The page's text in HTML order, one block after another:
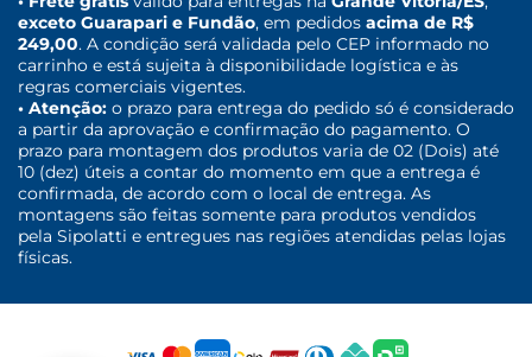
exceto Guarapari e Fundão, em pedidos acima de R$
249,00. A condição será validada pelo CEP informado no
carrinho e está sujeita à disponibilidade logística e às
regras comerciais vigentes.
• Atenção: o prazo para entrega do pedido só é considerado
a partir da aprovação e confirmação do pagamento. O
prazo para montagem dos produtos varia de 02 (Dois) até
10 (dez) úteis a contar do momento em que a entrega é
confirmada, de acordo com o local de entrega. As
montagens são feitas somente para produtos vendidos
pela Sipolatti e entregues nas regiões atendidas pelas lojas
físicas.